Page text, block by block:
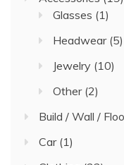
Glasses (1)
Headwear(5)
Jewelry (10)
Other(2)
Build / Wall /
Car(1)